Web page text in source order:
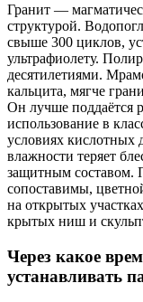
Гранит —
структурой.
свыше 300 циклов,
ультрафиолету.
десятилетиями.
кальцита, мягче
Он лучше поддаётся
использование в
условиях кислотных
влажности теряет
защитным составом.
сопоставимы,
на открытых
крытых ниш и
Через какое
устанавливать